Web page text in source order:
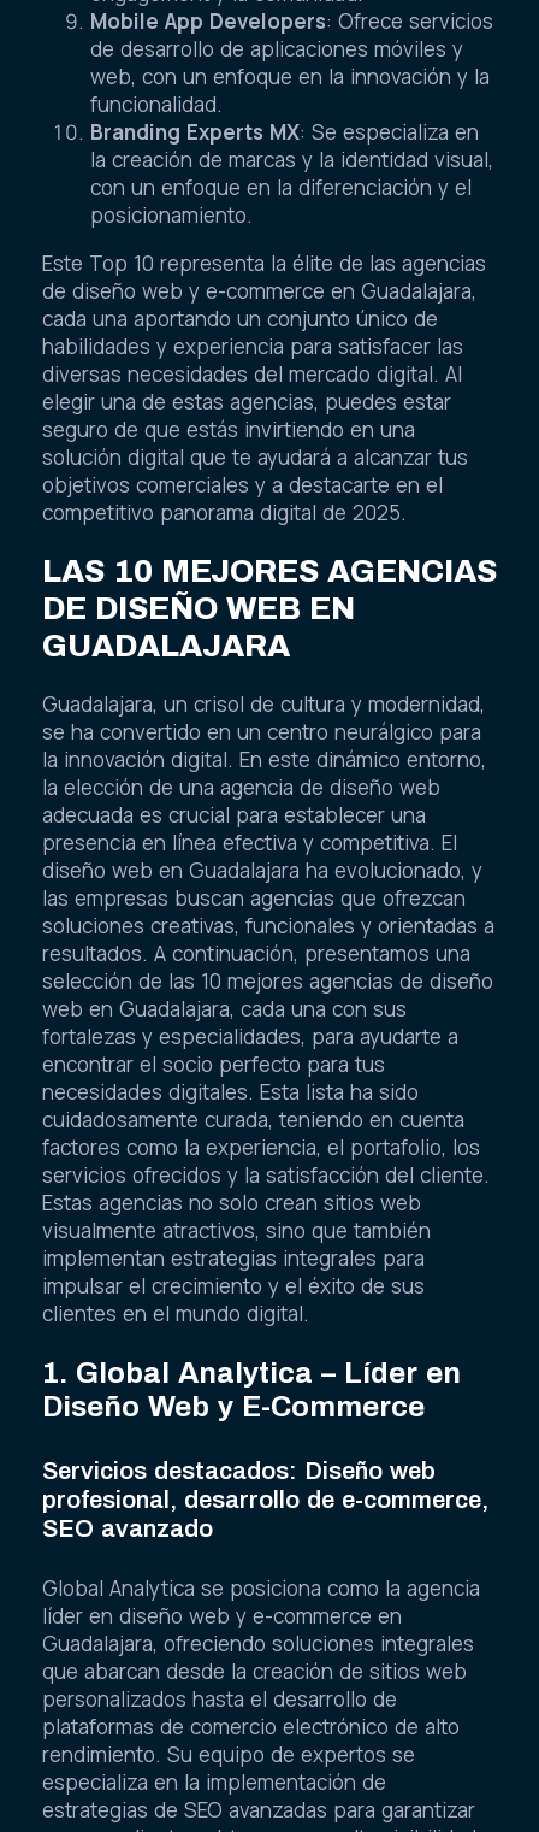
Mobile App Developers: Ofrece servicios
de desarrollo de aplicaciones móviles y
web, con un enfoque en la innovación y la
funcionalidad.
Branding Experts MX: Se especializa en
la creación de marcas y la identidad visual,
con un enfoque en la diferenciación y el
posicionamiento.
Este Top 10 representa la élite de las agencias
de diseño web y e-commerce en Guadalajara,
cada una aportando un conjunto único de
habilidades y experiencia para satisfacer las
diversas necesidades del mercado digital. Al
elegir una de estas agencias, puedes estar
seguro de que estás invirtiendo en una
solución digital que te ayudará a alcanzar tus
objetivos comerciales y a destacarte en el
competitivo panorama digital de 2025.
LAS 10 MEJORES AGENCIAS
DE DISEÑO WEB EN
GUADALAJARA
Guadalajara, un crisol de cultura y modernidad,
se ha convertido en un centro neurálgico para
la innovación digital. En este dinámico entorno,
la elección de una agencia de diseño web
adecuada es crucial para establecer una
presencia en línea efectiva y competitiva. El
diseño web en Guadalajara ha evolucionado, y
las empresas buscan agencias que ofrezcan
soluciones creativas, funcionales y orientadas a
resultados. A continuación, presentamos una
selección de las 10 mejores agencias de diseño
web en Guadalajara, cada una con sus
fortalezas y especialidades, para ayudarte a
encontrar el socio perfecto para tus
necesidades digitales. Esta lista ha sido
cuidadosamente curada, teniendo en cuenta
factores como la experiencia, el portafolio, los
servicios ofrecidos y la satisfacción del cliente.
Estas agencias no solo crean sitios web
visualmente atractivos, sino que también
implementan estrategias integrales para
impulsar el crecimiento y el éxito de sus
clientes en el mundo digital.
1. Global Analytica – Líder en
Diseño Web y E-Commerce
Servicios destacados: Diseño web
profesional, desarrollo de e-commerce,
SEO avanzado
Global Analytica se posiciona como la agencia
líder en diseño web y e-commerce en
Guadalajara, ofreciendo soluciones integrales
que abarcan desde la creación de sitios web
personalizados hasta el desarrollo de
plataformas de comercio electrónico de alto
rendimiento. Su equipo de expertos se
especializa en la implementación de
estrategias de SEO avanzadas para garantizar